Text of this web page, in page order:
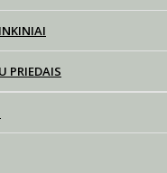
PRIEDAIS